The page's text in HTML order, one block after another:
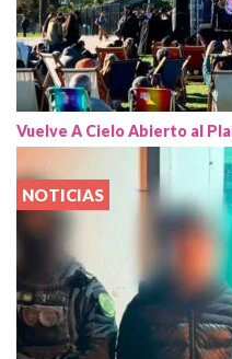
Vuelve A Cielo Abierto al
NOTICIAS